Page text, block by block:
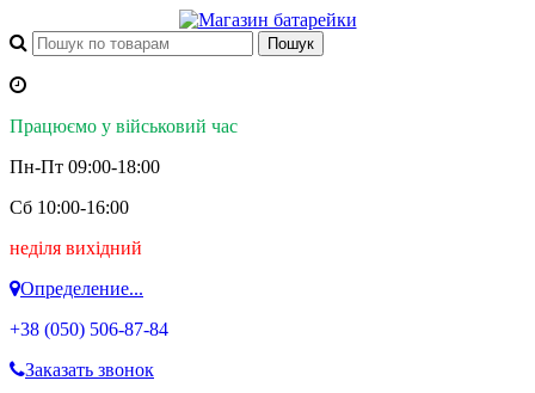
Працюємо у військовий час
Пн-Пт 09:00-18:00
Сб 10:00-16:00
неділя вихідний
Определение...
+38 (050) 506-87-84
Заказать звонок